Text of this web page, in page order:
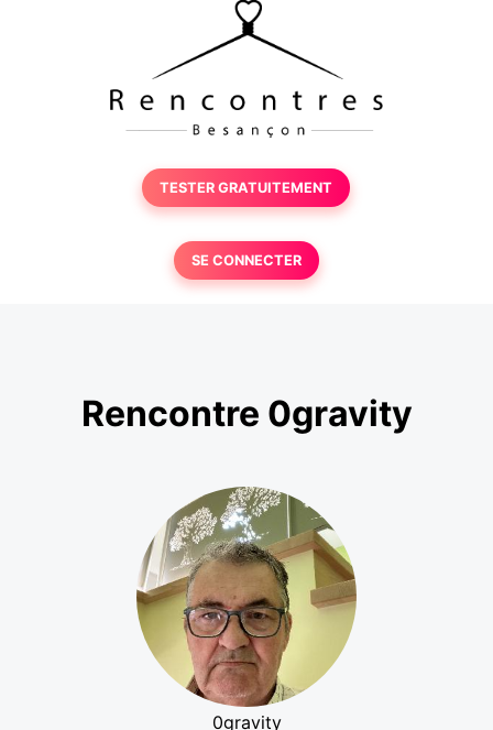
TESTER GRATUITEMENT
SE CONNECTER
Rencontre 0gravity
0gravity